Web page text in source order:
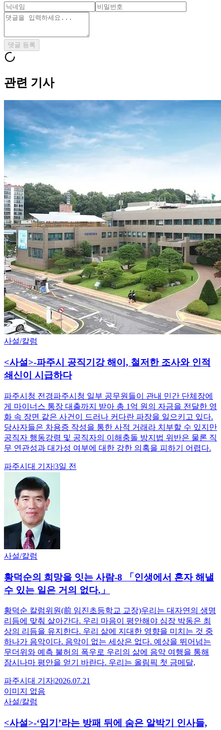
댓글 등록
관련 기사
사설/칼럼
<사설>-파주시 공직기강 해이, 철저한 조사와 인적
쇄신이 시급하다
파주시청 전경파주시청 일부 공무원들이 관내 민간 단체장에
게 마이너스 통장 대출까지 받아 총 1억 원의 자금을 전달한 영
화 속 장면 같은 사건이 드러나 커다란 파장을 일으키고 있다.
당사자들은 차용증 작성을 통한 사적 거래라 치부할 수 있지만
공직자 행동강령 및 공직자의 이해충돌 방지법 위반은 물론 직
무 연관성과 대가성 여부에 대한 강한 의혹을 피하기 어렵다.
파주시대 기자|3일 전
사설/칼럼
황덕순의 희망을 잇는 사람-8 「인생에서 혼자 해낼
수 있는 일은 거의 없다.」
황덕순 칼럼위원(前 임진초등학교 교장)우리는 대자연의 생명
리듬에 맞춰 살아간다. 우리 마음이 평안해야 심장 박동은 최
상의 리듬을 유지한다. 우리 삶에 지대한 영향을 미치는 것 중
하나가 음악이다. 음악이 없는 세상은 없다. 예상을 뛰어넘는
무더위와 예측 불허의 폭우로 우리의 삶에 음악 여행을 통해
잠시나마 평안을 얻기 바란다. 우리는 올림픽 첫 금메달,
파주시대 기자|2026.07.21
이미지 없음
사설/칼럼
<사설>-‘임기’라는 방패 뒤에 숨은 알박기 인사들,